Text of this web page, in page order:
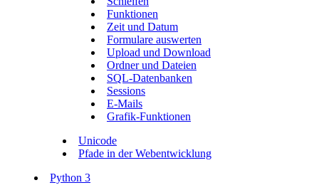
Funktionen
Zeit und Datum
Formulare auswerten
Upload und Download
Ordner und Dateien
SQL-Datenbanken
Sessions
E-Mails
Grafik-Funktionen
Unicode
Pfade in der Webentwicklung
Python 3